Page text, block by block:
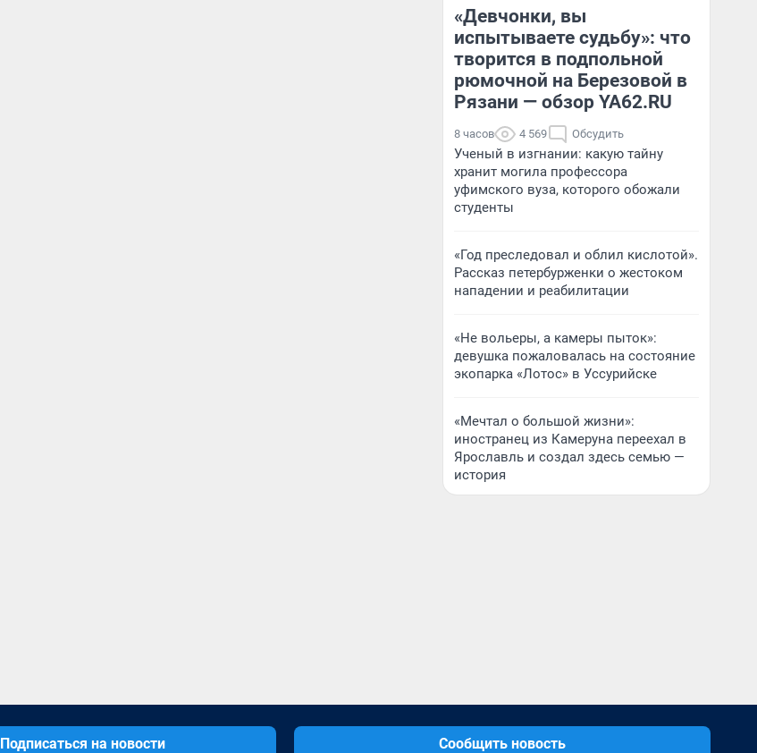
«Девчонки, вы
испытываете судьбу»: что
творится в подпольной
рюмочной на Березовой в
Рязани — обзор YA62.RU
8 часов 4 569 Обсудить
Ученый в изгнании: какую тайну
хранит могила профессора
уфимского вуза, которого обожали
студенты
«Год преследовал и облил кислотой».
Рассказ петербурженки о жестоком
нападении и реабилитации
«Не вольеры, а камеры пыток»:
девушка пожаловалась на состояние
экопарка «Лотос» в Уссурийске
«Мечтал о большой жизни»:
иностранец из Камеруна переехал в
Ярославль и создал здесь семью —
история
Подписаться на новости Сообщить новость